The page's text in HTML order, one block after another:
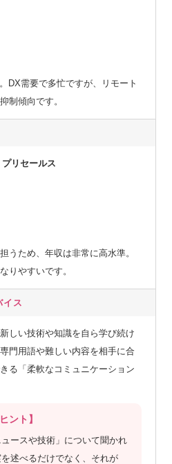
DX需要で多忙ですが、リモート
制傾向です。
リセールス
うため、年収は非常に高水準。
りやすいです。
イス
しい技術や知識を自ら学び続け
門用語や難しい内容を相手に合
る「柔軟なコミュニケーション
ント】
ュースや技術」について聞かれ
述べるだけでなく、それが